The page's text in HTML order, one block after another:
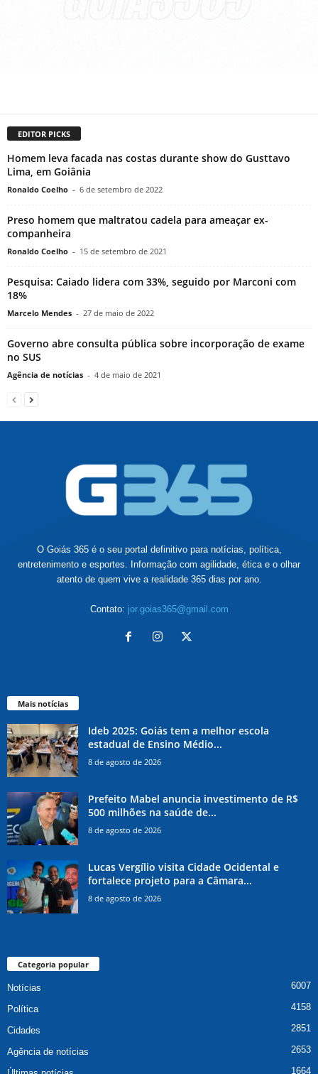
EDITOR PICKS
Homem leva facada nas costas durante show do Gusttavo
Lima, em Goiânia
Ronaldo Coelho - 6 de setembro de 2022
Preso homem que maltratou cadela para ameaçar ex-
companheira
Ronaldo Coelho - 15 de setembro de 2021
Pesquisa: Caiado lidera com 33%, seguido por Marconi com
18%
Marcelo Mendes - 27 de maio de 2022
Governo abre consulta pública sobre incorporação de exame
no SUS
Agência de notícias - 4 de maio de 2021
O Goiás 365 é o seu portal definitivo para notícias, política,
entretenimento e esportes. Informação com agilidade, ética e o olhar
atento de quem vive a realidade 365 dias por ano.
Contato: jor.goias365@gmail.com
Mais notícias
Ideb 2025: Goiás tem a melhor escola
estadual de Ensino Médio...
8 de agosto de 2026
Prefeito Mabel anuncia investimento de R$
500 milhões na saúde de...
8 de agosto de 2026
Lucas Vergílio visita Cidade Ocidental e
fortalece projeto para a Câmara...
8 de agosto de 2026
Categoria popular
Notícias 6007
Política 4158
Cidades 2851
Agência de notícias 2653
1664